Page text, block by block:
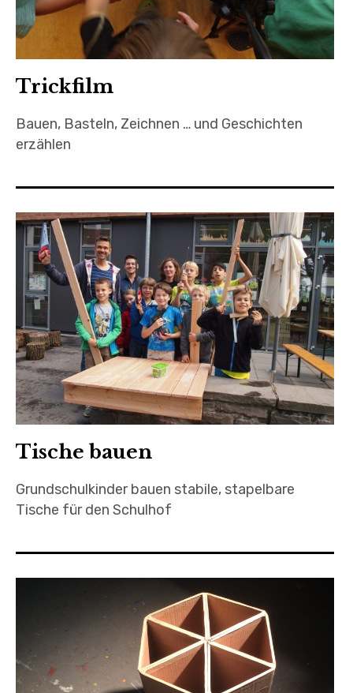
Trickfilm
Bauen, Basteln, Zeichnen … und Geschichten
erzählen
Tische bauen
Grundschulkinder bauen stabile, stapelbare
Tische für den Schulhof